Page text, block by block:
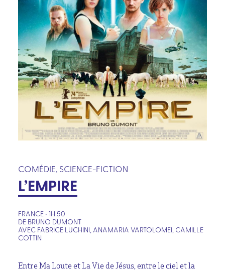
COMÉDIE, SCIENCE-FICTION
L’EMPIRE
FRANCE • 1H 50
DE BRUNO DUMONT
AVEC FABRICE LUCHINI, ANAMARIA VARTOLOMEI, CAMILLE
COTTIN
Entre Ma Loute et La Vie de Jésus, entre le ciel et la